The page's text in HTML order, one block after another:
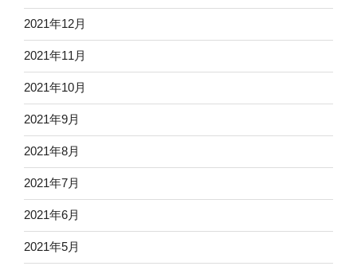
2021年12月
2021年11月
2021年10月
2021年9月
2021年8月
2021年7月
2021年6月
2021年5月